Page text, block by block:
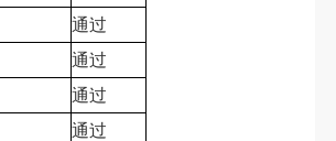
通过
通过
通过
通过